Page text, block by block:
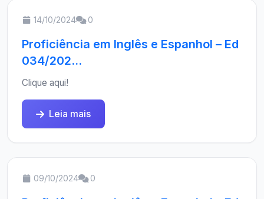
14/10/2024 0
Proficiência em Inglês e Espanhol – Ed
034/202...
Clique aqui!
Leia mais
09/10/2024 0